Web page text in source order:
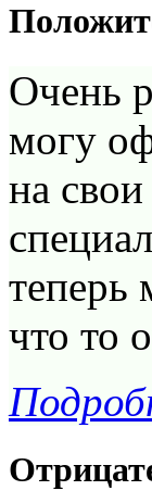
Очень
могу
на
теперь
что то